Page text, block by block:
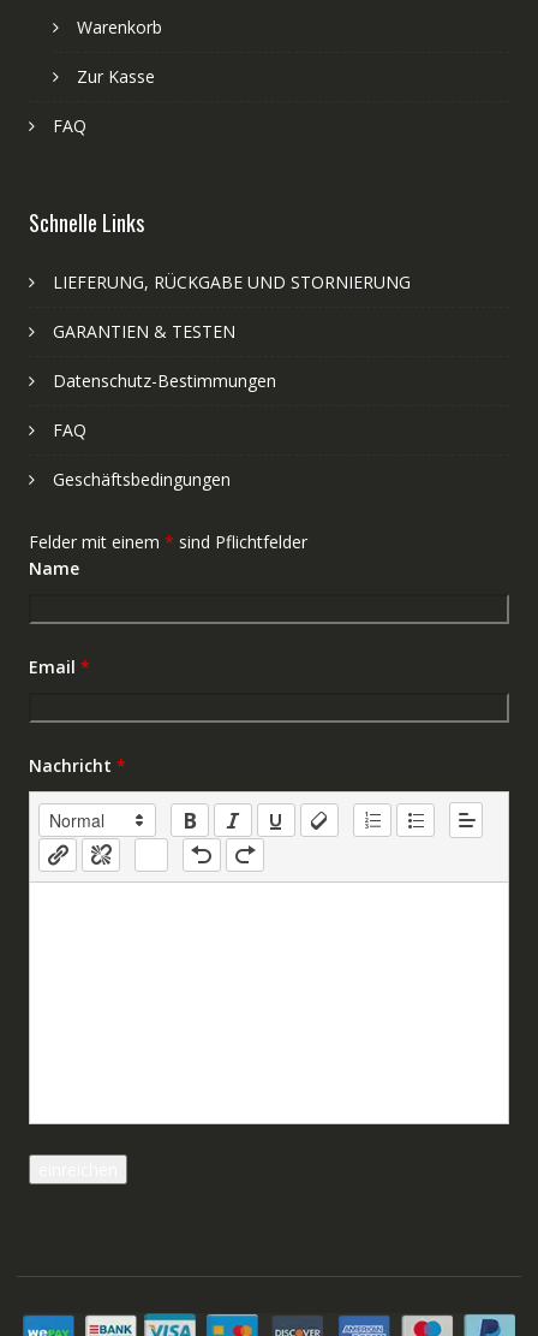
Warenkorb
Zur Kasse
FAQ
Schnelle Links
LIEFERUNG, RÜCKGABE UND STORNIERUNG
GARANTIEN & TESTEN
Datenschutz-Bestimmungen
FAQ
Geschäftsbedingungen
Felder mit einem * sind Pflichtfelder
Name
Email *
Nachricht *